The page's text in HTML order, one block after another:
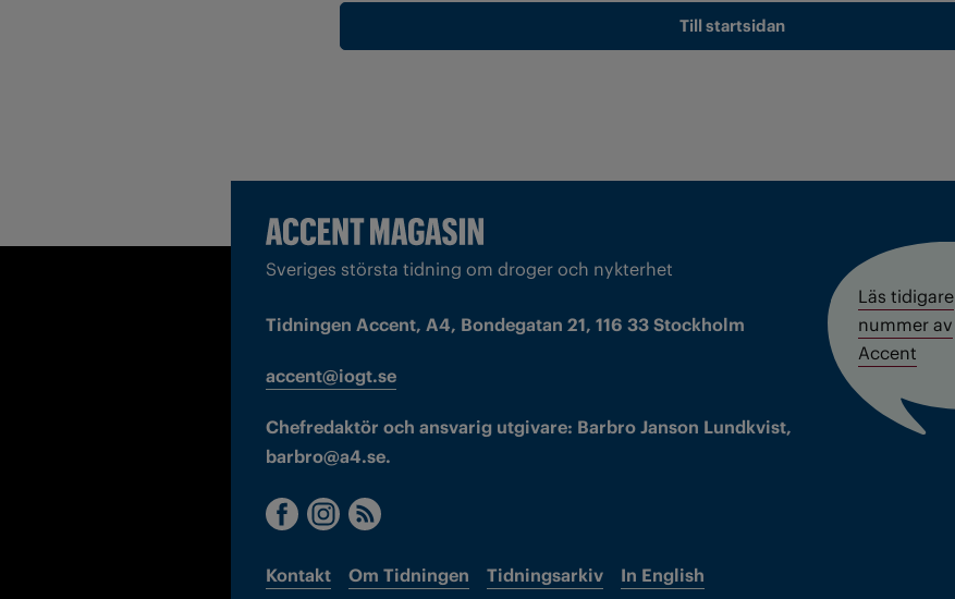
Till startsidan
Sveriges största tidning om droger och nykterhet
Tidningen Accent, A4, Bondegatan 21, 116 33 Stockholm
accent@iogt.se
Chefredaktör och ansvarig utgivare: Barbro Janson Lundkvist,
barbro@a4.se.
Kontakt Om Tidningen Tidningsarkiv In English
Läs tidigare
nummer av
Accent